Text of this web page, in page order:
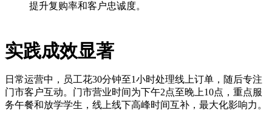
提升复购率和客户忠诚度。
实践成效显著
日常运营中，员工花30分钟至1小时处理线上订单，随后专注
门市客户互动。门市营业时间为下午2点至晚上10点，重点服
务午餐和放学学生，线上线下高峰时间互补，最大化影响力。